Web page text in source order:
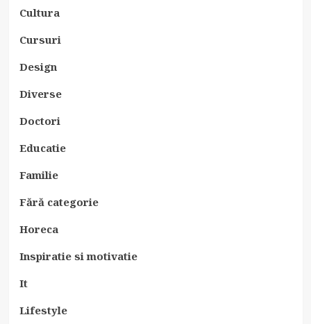
Cultura
Cursuri
Design
Diverse
Doctori
Educatie
Familie
Fără categorie
Horeca
Inspiratie si motivatie
It
Lifestyle